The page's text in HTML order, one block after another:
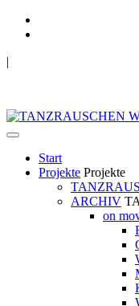
|
Start
Projekte Projekte
ARCHIV
on